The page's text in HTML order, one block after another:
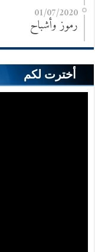
01/07/2020
رموز وأشباح
أخترت لكم